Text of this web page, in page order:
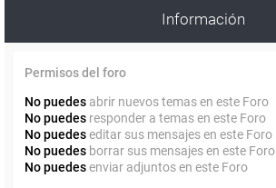
Información
Permisos del foro
No puedes abrir nuevos temas en este Foro
No puedes responder a temas en este Foro
No puedeseditar sus mensajes en este Foro
No puedes borrar sus mensajes en este Foro
No puedesenviar adjuntos en este Foro